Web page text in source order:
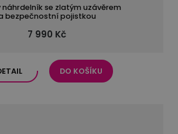
náhrdelník se zlatým uzávěrem
bezpečnostní pojistkou
7 990 Kč
DO KOŠÍKU